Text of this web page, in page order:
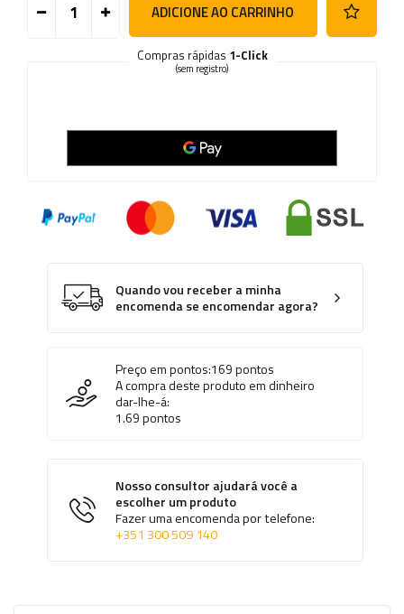
ADICIONE AO CARRINHO
Compras rápidas 1-Click
(sem registro)
Quando vou receber a minha
encomenda se encomendar agora?
Preço em pontos:169pontos
A compra deste produto em dinheiro
dar-lhe-á:
1.69pontos
Nosso consultor ajudará você a
escolher um produto
Fazer uma encomenda por telefone:
+351 300 509 140